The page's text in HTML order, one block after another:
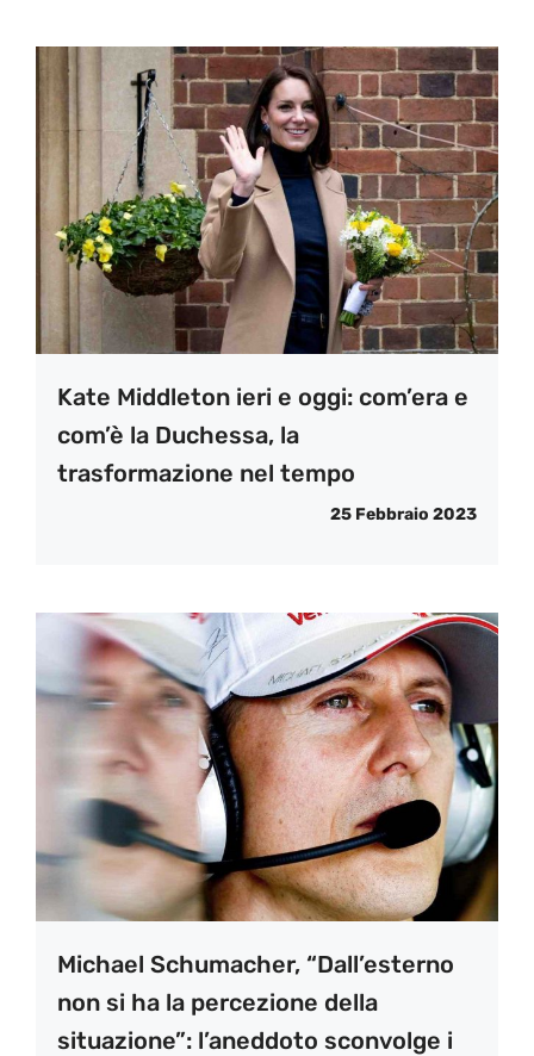
Kate Middleton ieri e oggi: com’era e
com’è la Duchessa, la
trasformazione nel tempo
25 Febbraio 2023
Michael Schumacher, “Dall’esterno
non si ha la percezione della
situazione”: l’aneddoto sconvolge i